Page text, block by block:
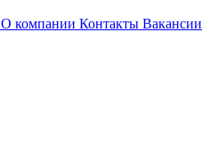
О компании Контакты Вакансии